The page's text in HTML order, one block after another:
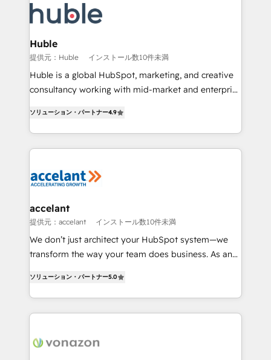
Slash months from your API Integration project... ⬅️
Click "Contact Business" ⬅️ to access 150+ Kickstart
Integration templates that put HubSpot in the center
of your tech stack, syncing... 🛍️ Shopify or
WooCommerce 💲 Stripe or Paypal 💰 Sage or
Netsuite 🤖 Google or Microsoft ✍️ DocuSign or
the rare Advanced "Custom Integrations"
Accreditation, securely sync data across... 🔄 any
new HubSpot portal with Advanced Website and
CRM Migrations using our in-house "HubScrub" Tool.
Huble
提供元：Huble インストール数10件未満
Huble is a global HubSpot, marketing, and creative
consultancy working with mid-market and enterprise
the strategy, processes, and teams that turn
HubSpot into a genuine growth engine. Named
HubSpot's Global Partner of the Year in 2024,
worldwide, and with over 15 years in the ecosystem,
One company, one operating model, delivering
across offices and consulting teams in the UK, USA,
Canada, Germany, France, Belgium, Singapore, and
South Africa. Certified compliant with ISO/IEC
international offices and 175+ employees.
ソリューション・パートナー4.9
accelant
提供元：accelant インストール数10件未満
We don’t just architect your HubSpot system—we
transform the way your team does business. As an
creating tailored, end-to-end CRM solutions that
accelerate growth, improve operational efficiency,
and ensure faster time to value on HubSpot. What
day one, our team takes the time to deeply
ソリューション・パートナー5.0